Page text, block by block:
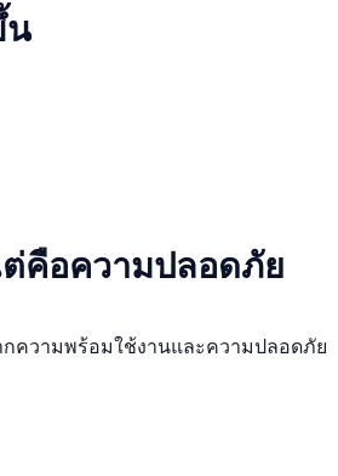
น
คือความปลอดภัย
ความพร้อมใช้งานและความปลอดภัย